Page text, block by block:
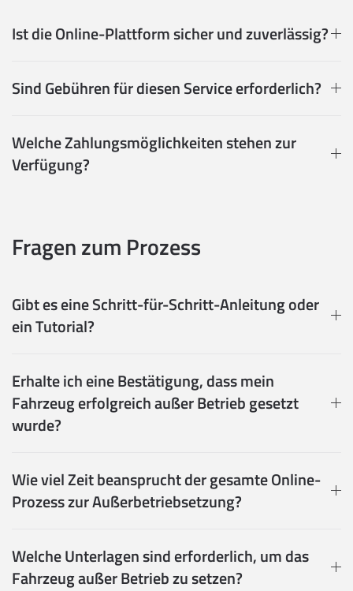
Ist die Online-Plattform sicher und zuverlässig?
Sind Gebühren für diesen Service erforderlich?
Welche Zahlungsmöglichkeiten stehen zur
Verfügung?
Fragen zum Prozess
Gibt es eine Schritt-für-Schritt-Anleitung oder
ein Tutorial?
Erhalte ich eine Bestätigung, dass mein
Fahrzeug erfolgreich außer Betrieb gesetzt
wurde?
Wie viel Zeit beansprucht der gesamte Online-
Prozess zur Außerbetriebsetzung?
Welche Unterlagen sind erforderlich, um das
Fahrzeug außer Betrieb zu setzen?